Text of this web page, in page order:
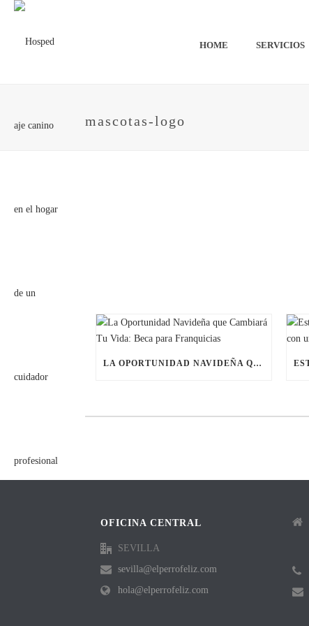
HOME SERVICIOS
mascotas-logo
LA OPORTUNIDAD NAVIDEÑA QUE CAMBIARÁ TU VIDA: BECA PARA FRANQUICIAS
OFICINA CENTRAL
SEVILLA
sevilla@elperrofeliz.com
hola@elperrofeliz.com